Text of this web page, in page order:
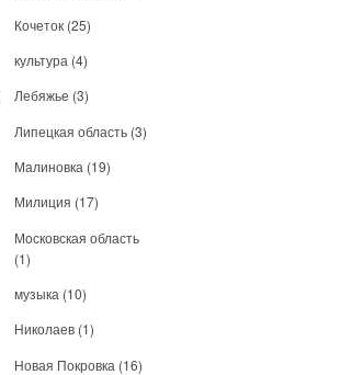
Кочеток (25)
культура (4)
Лебяжье (3)
Липецкая область (3)
Малиновка (19)
Милиция (17)
Московская область
(1)
музыка (10)
Николаев (1)
Новая Покровка (16)